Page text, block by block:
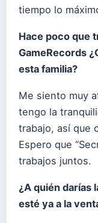
tiempo lo
Hace poco que
GameRecords
esta familia?
Me siento muy
tengo la
trabajo, así que
Espero que
trabajos juntos.
¿A quién darías
esté ya a la